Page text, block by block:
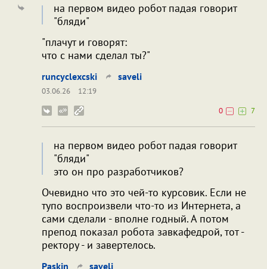
на первом видео робот падая говорит
"бляди"
"плачут и говорят:
что с нами сделал ты?"
runcyclexcski saveli
03.06.26
12:19
0
7
на первом видео робот падая говорит
"бляди"
это он про разработчиков?
Очевидно что это чей-то курсовик. Если не
тупо воспроизвели что-то из Интернета, а
сами сделали - вполне годный. А потом
препод показал робота завкафедрой, тот -
ректору - и завертелось.
Paskin saveli